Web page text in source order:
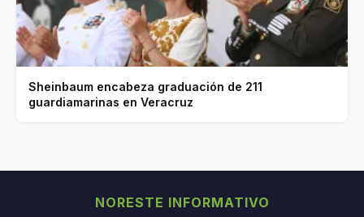
Sheinbaum encabeza graduación de 211
guardiamarinas en Veracruz
NORESTE INFORMATIVO